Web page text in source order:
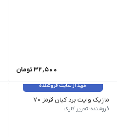
32,500تومان
خرید از سایت فروشنده
ماژیک وایت برد کیان قرمز 70
فروشنده: تحریر کلیک